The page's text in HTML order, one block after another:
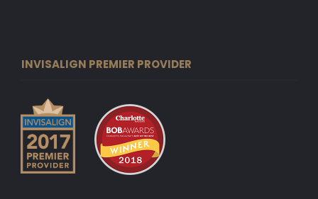
INVISALIGN PREMIER PROVIDER